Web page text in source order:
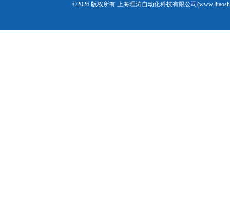
©2026 版权所有 上海理涛自动化科技有限公司